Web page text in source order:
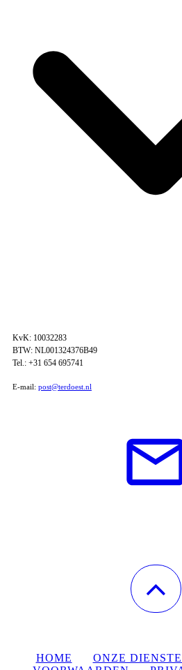
KvK: 10032283
BTW: NL001324376B49
Tel.: +31 654 695741
E-mail: post@terdoest.nl
HOME ONZE